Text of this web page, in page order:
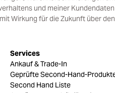
und meiner
Wirkung für die Zukunft über
Services
Ankauf & Trade-In
Geprüfte Second-Hand-
Second Hand Liste